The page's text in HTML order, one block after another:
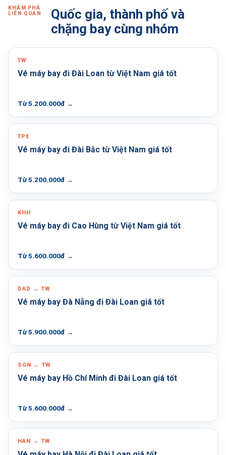
KHÁM PHÁ
LIÊN QUAN
Quốc gia, thành phố và
chặng bay cùng nhóm
TW
Vé máy bay đi Đài Loan từ Việt Nam giá tốt
Từ 5.200.000đ →
TPE
Vé máy bay đi Đài Bắc từ Việt Nam giá tốt
Từ 5.200.000đ →
KHH
Vé máy bay đi Cao Hùng từ Việt Nam giá tốt
Từ 5.600.000đ →
DAD → TW
Vé máy bay Đà Nẵng đi Đài Loan giá tốt
Từ 5.900.000đ →
SGN → TW
Vé máy bay Hồ Chí Minh đi Đài Loan giá tốt
Từ 5.600.000đ →
HAN → TW